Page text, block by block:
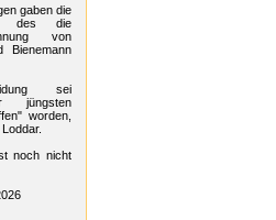
gaben die
des die
von
Bienemann
sei
jüngsten
worden,
noch nicht